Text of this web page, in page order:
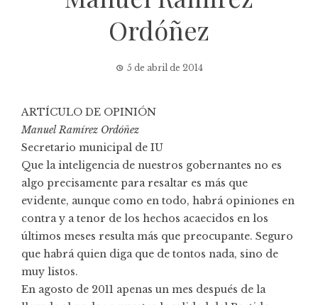
Ordóñez
5 de abril de 2014
ARTÍCULO DE OPINIÓN
Manuel Ramírez Ordóñez
Secretario municipal de IU
Que la inteligencia de nuestros gobernantes no es
algo precisamente para resaltar es más que
evidente, aunque como en todo, habrá opiniones en
contra y a tenor de los hechos acaecidos en los
últimos meses resulta más que preocupante. Seguro
que habrá quien diga que de tontos nada, sino de
muy listos.
En agosto de 2011 apenas un mes después de la